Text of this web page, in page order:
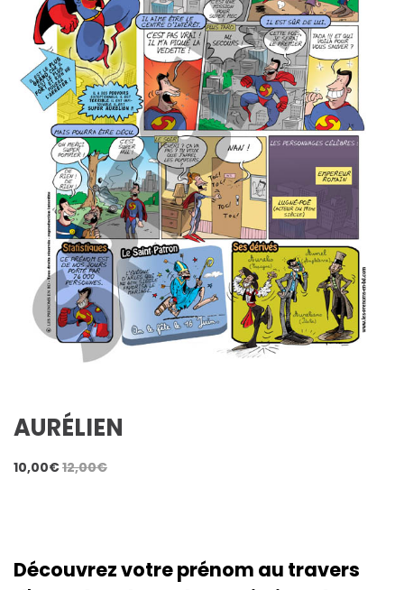
AURÉLIEN
10,00€12,00€
Découvrez votre prénom au travers